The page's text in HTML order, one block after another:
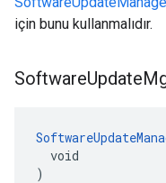
için bunu kullanmalıdır.
SoftwareUpdate
  void
)